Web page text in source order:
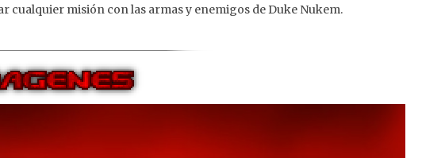
cualquier misión con las armas y enemigos de Duke Nukem.